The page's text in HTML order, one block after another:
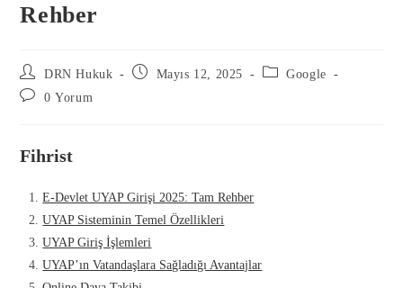
Rehber
DRN Hukuk Mayıs 12, 2025
Google
0 Yorum
Fihrist
E-Devlet UYAP Girişi 2025: Tam Rehber
UYAP Sisteminin Temel Özellikleri
UYAP Giriş İşlemleri
UYAP’ın Vatandaşlara Sağladığı Avantajlar